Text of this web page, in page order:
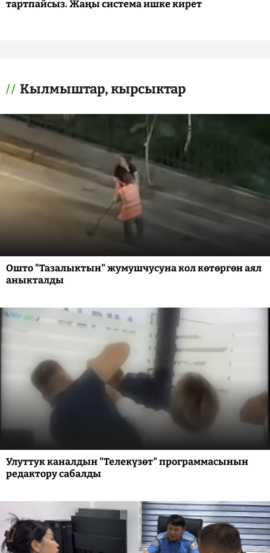
тартпайсыз. Жаңы система ишке кирет
Кылмыштар, кырсыктар
Ошто "Тазалыктын" жумушчусуна кол көтөргөн аял
аныкталды
Улуттук каналдын "Телекүзөт" программасынын
редактору сабалды